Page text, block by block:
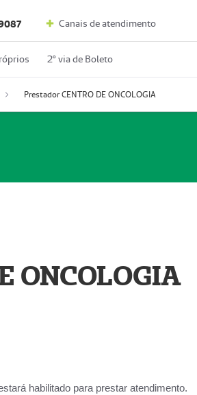
Canais de atendimento
2º via de Boleto
Prestador CENTRO DE ONCOLOGIA
ONCOLOGIA
habilitado para prestar atendimento.